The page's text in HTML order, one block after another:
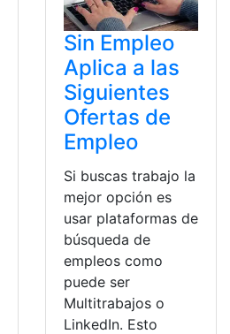
Sin Empleo
Aplica a las
Siguientes
Ofertas de
Empleo
Si buscas trabajo la
mejor opción es
usar plataformas de
búsqueda de
empleos como
puede ser
Multitrabajos o
LinkedIn. Esto